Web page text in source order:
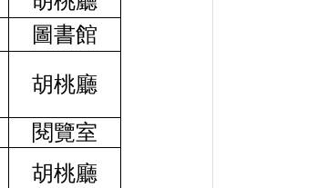
圖書館
胡桃廳
閱覽室
胡桃廳